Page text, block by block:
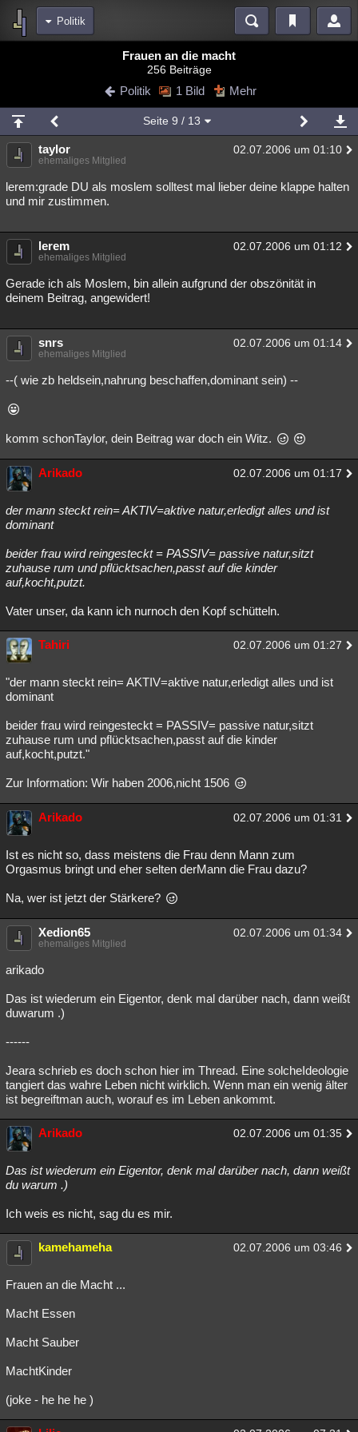
Politik
Blogs Videos
Chat Wiki Neuigkeiten
meine Rubriken
Menschen Mystery Kriminalfälle
Spiritualität Verschwörungen Technologie Ufologie
weitere Rubriken
Philosophie Träume
Astronomie Helpdesk
Musik Clash Verbesserungen Allmystery English
Übersichten
Besucht Teilgenommen Alle Neue Geschlossen
Lesenswert
Frauen an die macht
256 Beiträge
Politik 1 Bild Mehr
Seite 9 / 13
taylor 02.07.2006 um 01:10
ehemaliges Mitglied
lerem:grade DU als moslem solltest mal lieber deine klappe halten
und mir zustimmen.
lerem 02.07.2006 um 01:12
ehemaliges Mitglied
Gerade ich als Moslem, bin allein aufgrund der obszönität in
deinem Beitrag, angewidert!
snrs 02.07.2006 um 01:14
ehemaliges Mitglied
--( wie zb heldsein,nahrung beschaffen,dominant sein) --
komm schonTaylor, dein Beitrag war doch ein Witz.
Arikado 02.07.2006 um 01:17
der mann steckt rein= AKTIV=aktive natur,erledigt alles und ist
dominant
beider frau wird reingesteckt = PASSIV= passive natur,sitzt
zuhause rum und pflücktsachen,passt auf die kinder
auf,kocht,putzt.
Vater unser, da kann ich nurnoch den Kopf schütteln.
Tahiri 02.07.2006 um 01:27
"der mann steckt rein= AKTIV=aktive natur,erledigt alles und ist
dominant
beider frau wird reingesteckt = PASSIV= passive natur,sitzt
zuhause rum und pflücktsachen,passt auf die kinder
auf,kocht,putzt."
Zur Information: Wir haben 2006,nicht 1506
Arikado 02.07.2006 um 01:31
Ist es nicht so, dass meistens die Frau denn Mann zum
Orgasmus bringt und eher selten derMann die Frau dazu?
Na, wer ist jetzt der Stärkere?
Xedion65 02.07.2006 um 01:34
ehemaliges Mitglied
arikado
Das ist wiederum ein Eigentor, denk mal darüber nach, dann weißt
duwarum .)
------
Jeara schrieb es doch schon hier im Thread. Eine solcheIdeologie
tangiert das wahre Leben nicht wirklich. Wenn man ein wenig älter
ist begreiftman auch, worauf es im Leben ankommt.
Arikado 02.07.2006 um 01:35
Das ist wiederum ein Eigentor, denk mal darüber nach, dann weißt
du warum .)
Ich weis es nicht, sag du es mir.
kamehameha 02.07.2006 um 03:46
Frauen an die Macht ...
Macht Essen
Macht Sauber
MachtKinder
(joke - he he he )